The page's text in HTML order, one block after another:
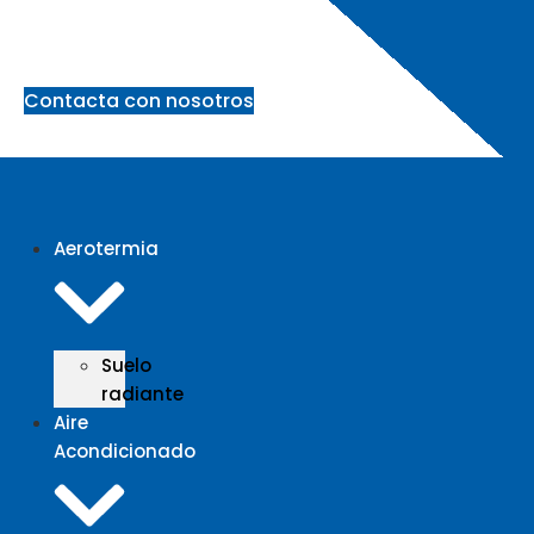
Contacta con nosotros
Aerotermia
Suelo
radiante
Aire
Acondicionado